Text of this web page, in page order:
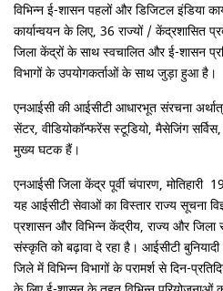
विभिन्न ई-शासन पहलों और डिजिटल इंडिया
कार्यान्वयन के लिए, 36 राज्यों / केंद्रशासित
जिला केंद्रों के साथ स्वचालित और ई-शासन
विभागों के उपयोगकर्ताओं के साथ जुड़ा हुआ है।
एनआईसी की आईसीटी आधारभूत संरचना
सेंटर, वीडियोकॉन्फरेंस स्टूडियो, मैसेजिंग
मुख्य घटक हैं।
एनआईसी जिला केंद्र पूर्वी चंपारण, मोतिहारी
यह आईसीटी सेवाओं का विस्तार राज्य सूचना
प्रशासन और विभिन्न केंद्रीय, राज्य और जिला
संस्कृति को बढ़ावा दे रहा है। आईसीटी
जिले में विभिन्न विभागों के परामर्श से दिन-